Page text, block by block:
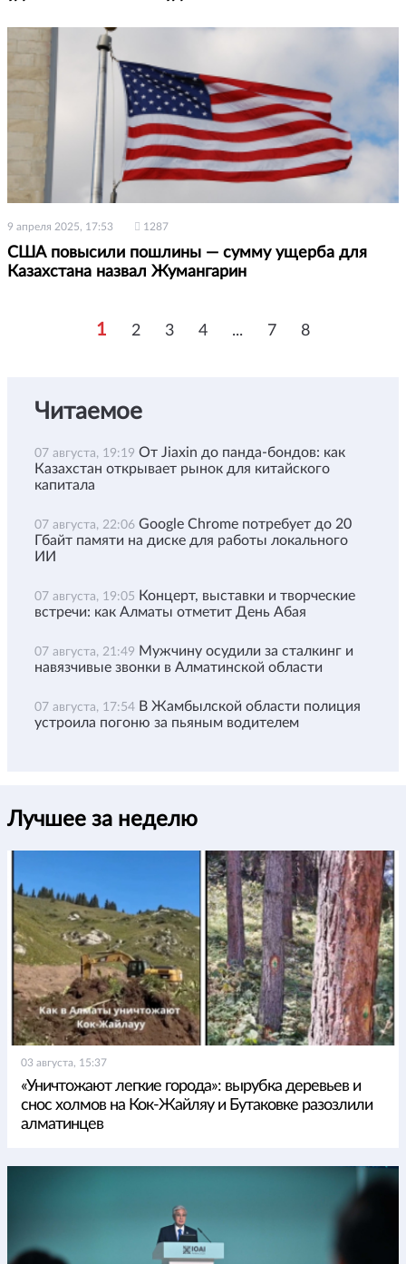
9 апреля 2025, 17:53 1287
США повысили пошлины — сумму ущерба для
Казахстана назвал Жумангарин
1 2 3 4 ... 7 8
Читаемое
07 августа, 19:19 От Jiaxin до панда-бондов: как
Казахстан открывает рынок для китайского
капитала
07 августа, 22:06 Google Chrome потребует до 20
Гбайт памяти на диске для работы локального
ИИ
07 августа, 19:05 Концерт, выставки и творческие
встречи: как Алматы отметит День Абая
07 августа, 21:49 Мужчину осудили за сталкинг и
навязчивые звонки в Алматинской области
07 августа, 17:54 В Жамбылской области полиция
устроила погоню за пьяным водителем
Лучшее за неделю
03 августа, 15:37
«Уничтожают легкие города»: вырубка деревьев и
снос холмов на Кок-Жайляу и Бутаковке разозлили
алматинцев